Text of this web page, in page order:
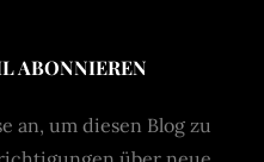
ABONNIEREN
an, um diesen Blog zu